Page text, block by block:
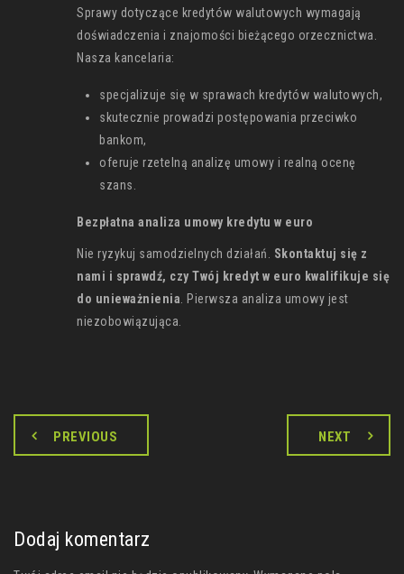
Sprawy dotyczące kredytów walutowych wymagają
doświadczenia i znajomości bieżącego orzecznictwa.
Nasza kancelaria:
specjalizuje się w sprawach kredytów walutowych,
skutecznie prowadzi postępowania przeciwko
bankom,
oferuje rzetelną analizę umowy i realną ocenę
szans.
Bezpłatna analiza umowy kredytu w euro
Nie ryzykuj samodzielnych działań. Skontaktuj się z
nami i sprawdź, czy Twój kredyt w euro kwalifikuje się
do unieważnienia . Pierwsza analiza umowy jest
niezobowiązująca.
PREVIOUS NEXT
Dodaj komentarz